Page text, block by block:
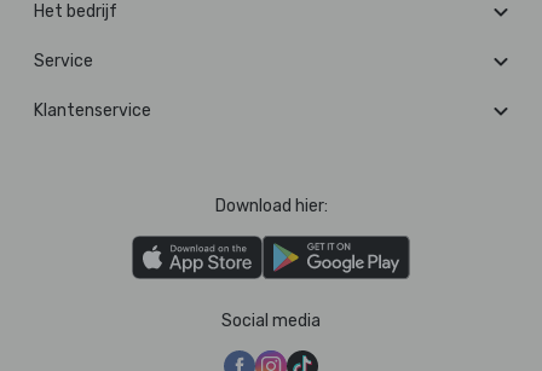
Het bedrijf
Service
Klantenservice
Download hier:
Social media